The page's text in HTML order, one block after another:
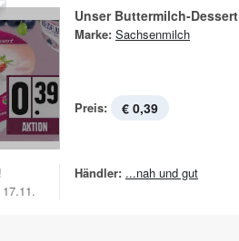
Unser Buttermilch-Dessert
Marke: Sachsenmilch
Preis: € 0,39
Händler: ...nah und gut